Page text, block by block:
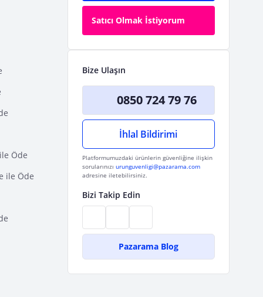
Öde
ile Öde
Satıcı Olmak İstiyorum
Bize Ulaşın
0850 724 79 76
İhlal Bildirimi
Platformumuzdaki ürünlerin güvenliğine ilişkin
sorularınızı urunguvenligi@pazarama.com
adresine iletebilirsiniz.
Bizi Takip Edin
Pazarama Blog